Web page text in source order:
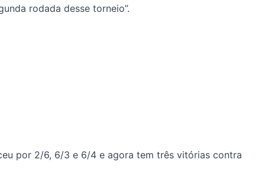
rodada desse torneio”.
por 2/6, 6/3 e 6/4 e agora tem três vitórias contra